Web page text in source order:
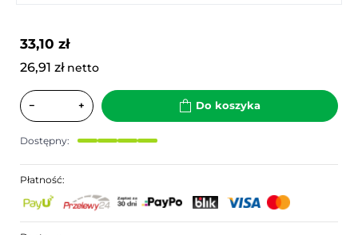
33,10 zł
26,91 zł netto
− + Do koszyka
Dostępny:
Płatność: